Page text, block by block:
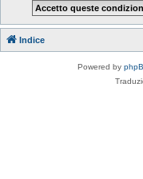
Indice
Powered by